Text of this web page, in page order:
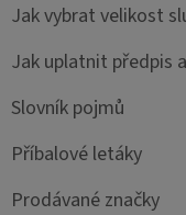
Jak vybrat velikost
Jak uplatnit předpis
Slovník pojmů
Příbalové letáky
Prodávané značky